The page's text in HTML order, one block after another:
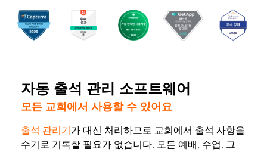
자동 출석 관리 소프트웨어
모든 교회에서 사용할 수 있어요
출석 관리기가 대신 처리하므로 교회에서 출석 사항을
수기로 기록할 필요가 없습니다. 모든 예배, 수업, 그